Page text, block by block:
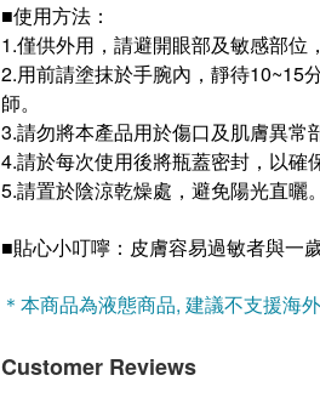
■使用方法：
1.僅供外用，請避開眼部及敏感部位
2.用前請塗抹於手腕內，靜待10~15
師。
3.請勿將本產品用於傷口及肌膚異常
4.請於每次使用後將瓶蓋密封，以確
5.請置於陰涼乾燥處，避免陽光直曬。
■貼心小叮嚀： 皮膚容易過敏者與一
＊本商品為液態商品, 建議不支援海
Customer Reviews